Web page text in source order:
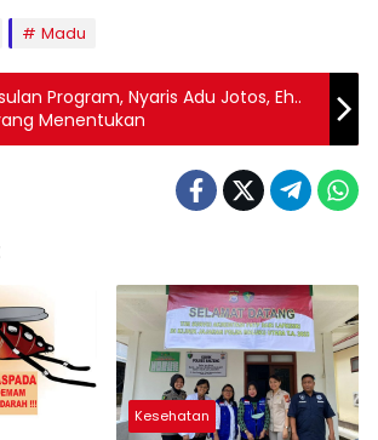
Madu
Program, Nyaris Adu Jotos, Eh..
Menentukan
Kesehatan